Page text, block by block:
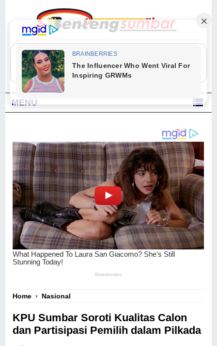
"Sesungguhnya Allah dan para malaikat-Nya berselawat untuk Nabi.
Wahai orang-orang yang beriman, berselawatlah kamu untuk Nabi dan
ucapkanlah salam dengan penuh penghormatan kepadanya." (Qs. Al
Ahzab Ayat 56)
MENU
Home › Nasional
KPU Sumbar Soroti Kualitas Calon
dan Partisipasi Pemilih dalam Pilkada